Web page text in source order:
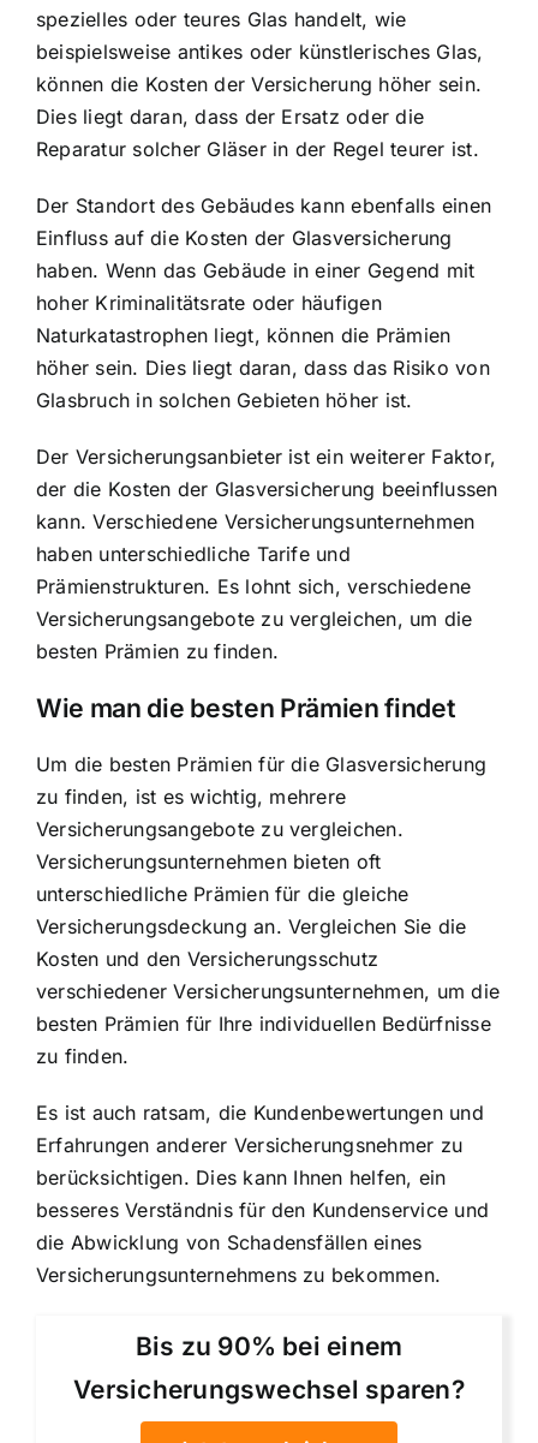
spezielles oder teures Glas handelt, wie
beispielsweise antikes oder künstlerisches Glas,
können die Kosten der Versicherung höher sein.
Dies liegt daran, dass der Ersatz oder die
Reparatur solcher Gläser in der Regel teurer ist.
Der Standort des Gebäudes kann ebenfalls einen
Einfluss auf die Kosten der Glasversicherung
haben. Wenn das Gebäude in einer Gegend mit
hoher Kriminalitätsrate oder häufigen
Naturkatastrophen liegt, können die Prämien
höher sein. Dies liegt daran, dass das Risiko von
Glasbruch in solchen Gebieten höher ist.
Der Versicherungsanbieter ist ein weiterer Faktor,
der die Kosten der Glasversicherung beeinflussen
kann. Verschiedene Versicherungsunternehmen
haben unterschiedliche Tarife und
Prämienstrukturen. Es lohnt sich, verschiedene
Versicherungsangebote zu vergleichen, um die
besten Prämien zu finden.
Wie man die besten Prämien findet
Um die besten Prämien für die Glasversicherung
zu finden, ist es wichtig, mehrere
Versicherungsangebote zu vergleichen.
Versicherungsunternehmen bieten oft
unterschiedliche Prämien für die gleiche
Versicherungsdeckung an. Vergleichen Sie die
Kosten und den Versicherungsschutz
verschiedener Versicherungsunternehmen, um die
besten Prämien für Ihre individuellen Bedürfnisse
zu finden.
Es ist auch ratsam, die Kundenbewertungen und
Erfahrungen anderer Versicherungsnehmer zu
berücksichtigen. Dies kann Ihnen helfen, ein
besseres Verständnis für den Kundenservice und
die Abwicklung von Schadensfällen eines
Versicherungsunternehmens zu bekommen.
Bis zu 90% bei einem
Versicherungswechsel sparen?